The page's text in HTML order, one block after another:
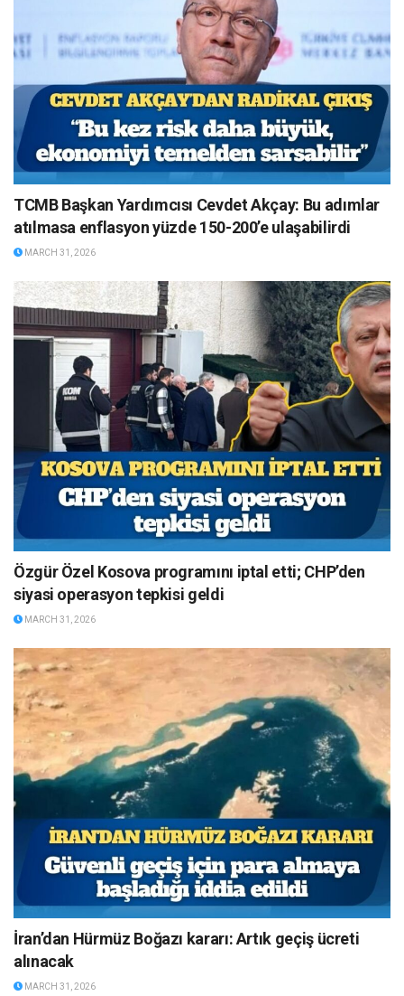
TCMB Başkan Yardımcısı Cevdet Akçay: Bu adımlar
atılmasa enflasyon yüzde 150-200’e ulaşabilirdi
MARCH 31, 2026
Özgür Özel Kosova programını iptal etti; CHP’den
siyasi operasyon tepkisi geldi
MARCH 31, 2026
İran’dan Hürmüz Boğazı kararı: Artık geçiş ücreti
alınacak
MARCH 31, 2026